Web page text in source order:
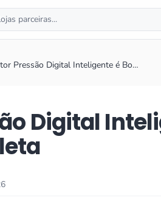
parceiras...
Pressão Digital Inteligente é Bo…
Digital